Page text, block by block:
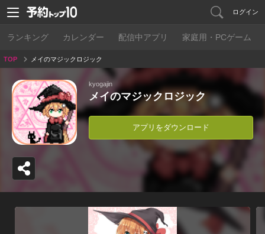
ログイン
ランキング カレンダー 配信中アプリ 家庭用・PCゲーム
TOP メイのマジックロジック
kyogajin
メイのマジックロジック
アプリをダウンロード